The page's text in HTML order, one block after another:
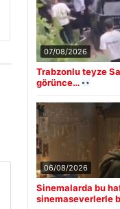
07/08/2026
Trabzonlu teyze
görünce…
06/08/2026
Sinemalarda bu
sinemaseverlerle